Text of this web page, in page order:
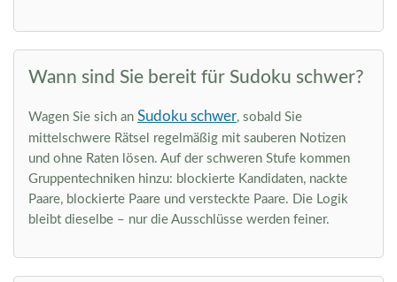
Wann sind Sie bereit für Sudoku schwer?
Wagen Sie sich an Sudoku schwer, sobald Sie
mittelschwere Rätsel regelmäßig mit sauberen Notizen
und ohne Raten lösen. Auf der schweren Stufe kommen
Gruppentechniken hinzu: blockierte Kandidaten, nackte
Paare, blockierte Paare und versteckte Paare. Die Logik
bleibt dieselbe – nur die Ausschlüsse werden feiner.